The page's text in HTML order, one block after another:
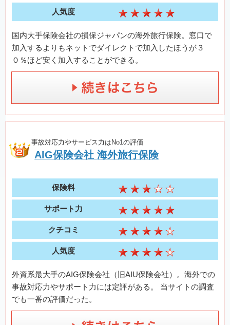
人気度
国内大手保険会社の損保ジャパンの海外旅行保険。窓口で
加入するよりもネットでダイレクトで加入したほうが３
０％ほど安く加入することができる。
事故対応力やサービス力はNo1の評価
AIG保険会社 海外旅行保険
保険料
サポート力
クチコミ
人気度
外資系最大手のAIG保険会社（旧AIU保険会社）。海外での
事故対応力やサポート力には定評がある。 当サイトの調査
でも一番の評価だった。